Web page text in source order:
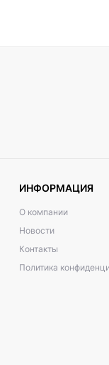
ИНФОРМАЦИЯ
О компании
Новости
Контакты
Политика